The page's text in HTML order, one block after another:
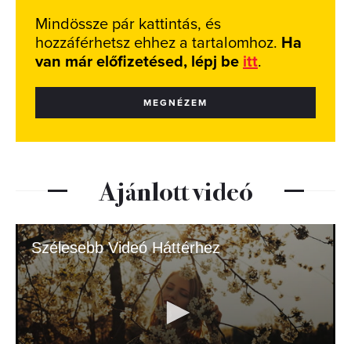
Mindössze pár kattintás, és
hozzáférhetsz ehhez a tartalomhoz. Ha
van már előfizetésed, lépj be itt.
MEGNÉZEM
Ajánlott videó
Szélesebb Videó Háttérhez